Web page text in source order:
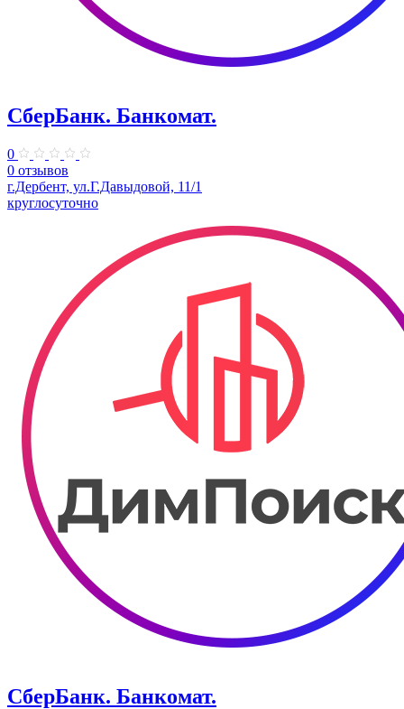
СберБанк. Банкомат.
0
0 отзывов
г.Дербент, ул.Г.Давыдовой, 11/1
круглосуточно
СберБанк. Банкомат.